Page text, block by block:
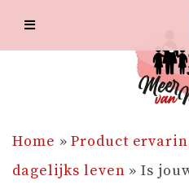
Home »Product
dagelijks leven »Is